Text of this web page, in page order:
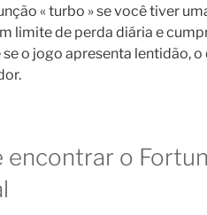
« turbo » se você tiver
limite de perda diária e
se o jogo apresenta lentidão,
encontrar o